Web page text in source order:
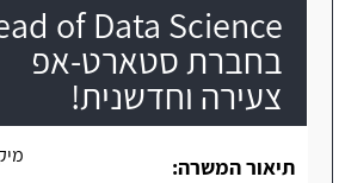
of Data Science
בחברת סטארט-אפ
צעירה וחדשנית!
תיאור המשרה: